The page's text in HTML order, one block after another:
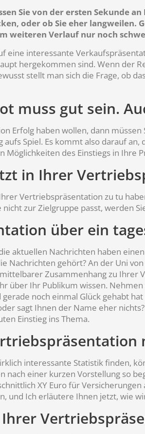
Sie von der ersten Sekunde
oder ob Sie eher
weiteren Verlauf nur noch
eine interessante
hergekommen sind. Wenn der
stellt man sich die Frage, ob
muss gut sein.
Erfolg haben wollen, dann
Spiel. Es kommt also darauf
des Einstiegs in Ihre
in Ihrer
Vertriebspräsentation zu tu
zur Zielgruppe passt, werden
über ein
aktuellen Nachrichten haben
Nachrichten gehört? An der Uni
Zusammenhang zu
über Ihr Publikum wissen.
noch einmal Glück gehabt
sagt Ihnen der Name eher
Einstieg ins Thema.
interessante Statistik finden,
nach einer kurzen Vorstellung so
XY Euro für
und Ich erläutere Ihnen jetzt, wie
Ihrer